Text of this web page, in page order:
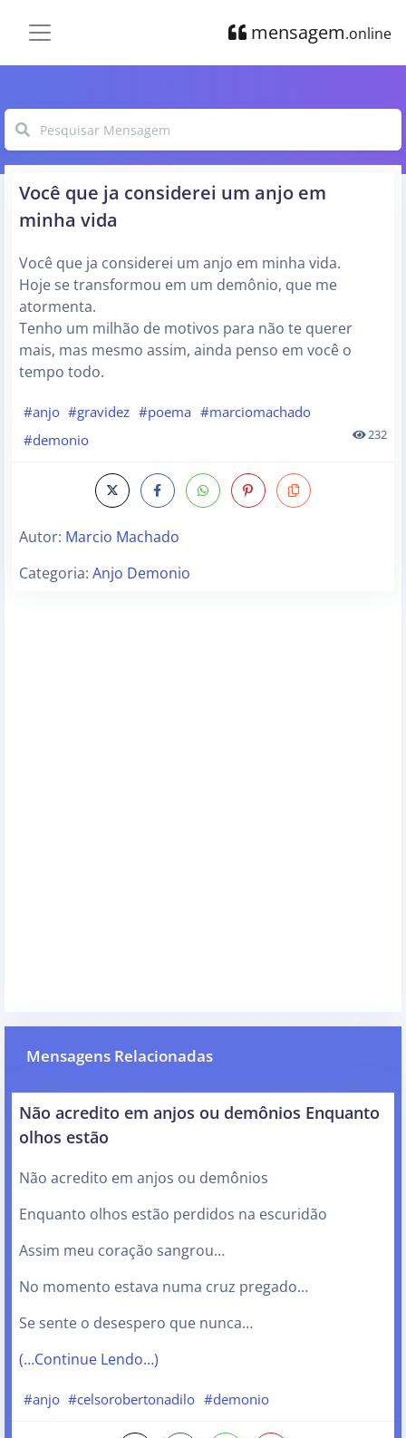
mensagem.online
Você que ja considerei um anjo em
minha vida
Você que ja considerei um anjo em minha vida.
Hoje se transformou em um demônio, que me
atormenta.
Tenho um milhão de motivos para não te querer
mais, mas mesmo assim, ainda penso em você o
tempo todo.
#anjo #gravidez #poema #marciomachado
#demonio
232
Autor: Marcio Machado
Categoria: Anjo Demonio
Mensagens Relacionadas
Não acredito em anjos ou demônios Enquanto
olhos estão
Não acredito em anjos ou demônios
Enquanto olhos estão perdidos na escuridão
Assim meu coração sangrou…
No momento estava numa cruz pregado…
Se sente o desespero que nunca…
(…Continue Lendo…)
#anjo #celsorobertonadilo #demonio